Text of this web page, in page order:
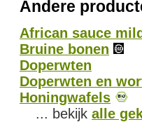
Andere
African sauce
Bruine bonen
Doperwten
Doperwten en
Honingwafels
... bekijk alle